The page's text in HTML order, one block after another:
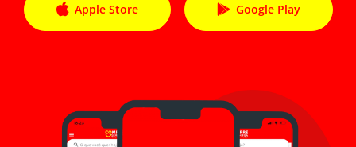
Apple Store Google Play